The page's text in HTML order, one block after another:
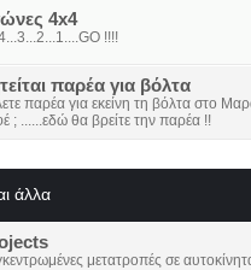
4x4
!!!!
παρέα για βόλτα
παρέα για εκείνη τη βόλτα στο
; ......εδώ θα βρείτε την παρέα !!
άλλα
μετατροπές σε